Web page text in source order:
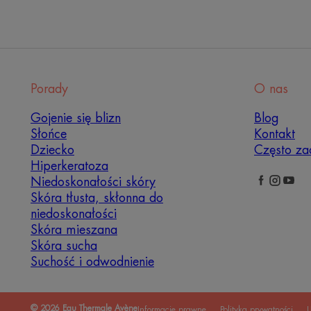
Porady
Gojenie się blizn
Słońce
Dziecko
Hiperkeratoza
Niedoskonałości skóry
Skóra tłusta, skłonna do
niedoskonałości
Skóra mieszana
Skóra sucha
Suchość i odwodnienie
O nas
Blog
Kontakt
Często
© 2026 Eau Thermale Avène